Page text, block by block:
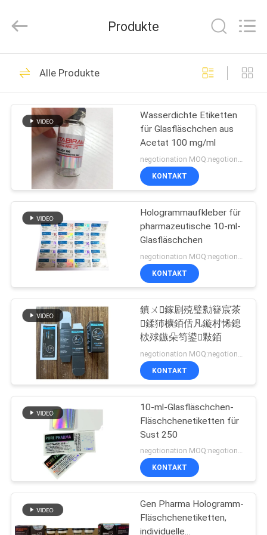
HAUS
PRODUKTE
ÜBER
UNS
FABRIK-
AUSFLUG
QUALITÄTSKONTROLLE
TRETEN
SIE
VERBINDUNG
NACHRICHTEN
FÄLLE
SITEMAP
Reserved.
Glasphiolen-
Aufkleber
301
Etiketten der
Durchstechflaschen
252
Aufkleber der
Phiolen-10mL
139
kundenspezifische
Phiolenaufkleber
108
Produkte
Alle Produkte
Wasserdichte Etiketten
für Glasfläschchen aus
Acetat 100 mg/ml
negotionation MOQ:negotionation
KONTAKT
Hologrammaufkleber für
pharmazeutische 10-ml-
Glasfläschchen
KONTAKT
鎮ㄨ鎵剧殑璧勬簮宸茶
鍒犻櫎銆佸凡鏇村悕鎴
栨殏鏃朵笉鍙敤銆
KONTAKT
10-ml-Glasfläschchen-
Fläschchenetiketten für
Sust 250
negotionation MOQ:negotionation
KONTAKT
Gen Pharma Hologramm-
Fläschchenetiketten,
individuelle